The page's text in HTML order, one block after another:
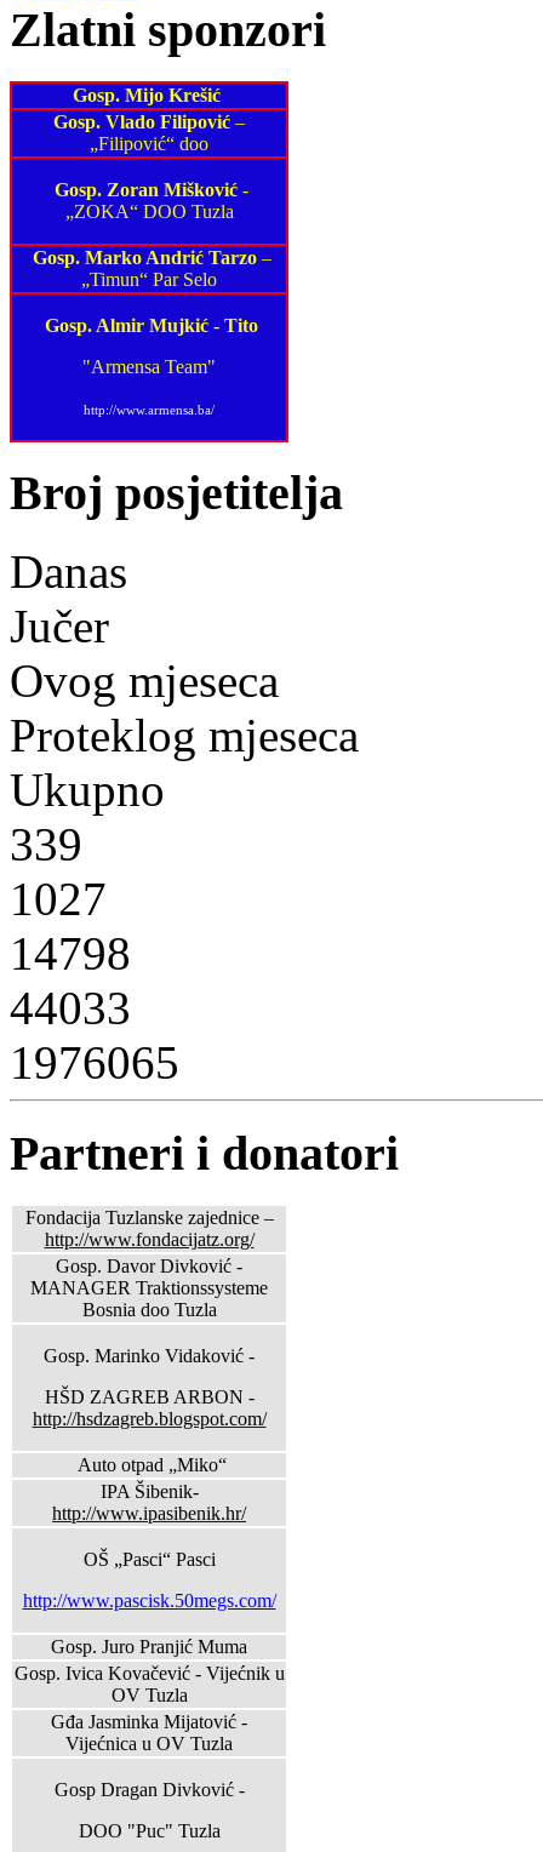
Zlatni sponzori
Gosp. Mijo Krešić
Gosp. Vlado Filipović –
„Filipović“ doo
Gosp. Zoran Mišković -
„ZOKA“ DOO Tuzla
Gosp. Marko Andrić Tarzo–
„Timun“ Par Selo
Gosp. Almir Mujkić - Tito
"Armensa Team"
http://www.armensa.ba/
Broj posjetitelja
Danas
Jučer
Ovog mjeseca
Proteklog mjeseca
Ukupno
339
1027
14798
44033
1976065
Partneri i donatori
Fondacija Tuzlanske zajednice –
http://www.fondacijatz.org/
Gosp. Davor Divković -
MANAGER Traktionssysteme
Bosnia doo Tuzla
Gosp. Marinko Vidaković -
HŠD ZAGREB ARBON -
http://hsdzagreb.blogspot.com/
Auto otpad „Miko“
IPA Šibenik-
http://www.ipasibenik.hr/
OŠ „Pasci“ Pasci
http://www.pascisk.50megs.com/
Gosp. Juro Pranjić Muma
Gosp. Ivica Kovačević - Vijećnik u
OV Tuzla
Gđa Jasminka Mijatović -
Vijećnica u OV Tuzla
Gosp Dragan Divković -
DOO "Puc" Tuzla